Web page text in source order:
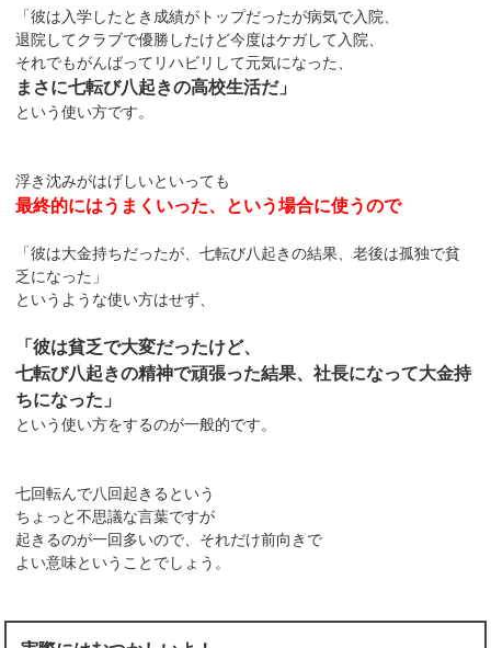
「彼は入学したとき成績がトップだったが病気で入院、
退院してクラブで優勝したけど今度はケガして入院、
それでもがんばってリハビリして元気になった、
まさに七転び八起きの高校生活だ」
という使い方です。
浮き沈みがはげしいといっても
最終的にはうまくいった、という場合に使うので
「彼は大金持ちだったが、七転び八起きの結果、老後は孤独で貧
乏になった」
というような使い方はせず、
「彼は貧乏で大変だったけど、
七転び八起きの精神で頑張った結果、社長になって大金持
ちになった」
という使い方をするのが一般的です。
七回転んで八回起きるという
ちょっと不思議な言葉ですが
起きるのが一回多いので、それだけ前向きで
よい意味ということでしょう。